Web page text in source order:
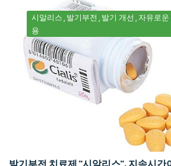
시알리스 발기부전 발기 개선 자유로
용
발기부전 치료제 "시알리스", 지속시간